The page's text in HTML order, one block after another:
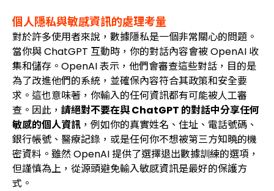
個人隱私與敏感資訊的處理考量
對於許多使用者來說，數據隱私是一個非常關心的問題。
當你與 ChatGPT 互動時，你的對話內容會被 OpenAI 收
集和儲存。OpenAI 表示，他們會審查這些對話，目的是
為了改進他們的系統，並確保內容符合其政策和安全要
求。這也意味著，你輸入的任何資訊都有可能被人工審
查。因此， 請絕對不要在與 ChatGPT 的對話中分享任何
敏感的個人資訊 ，例如你的真實姓名、住址、電話號碼、
銀行帳號、醫療記錄，或是任何你不想被第三方知曉的機
密資料。雖然 OpenAI 提供了選擇退出數據訓練的選項，
但謹慎為上，從源頭避免輸入敏感資訊是最好的保護方
式。